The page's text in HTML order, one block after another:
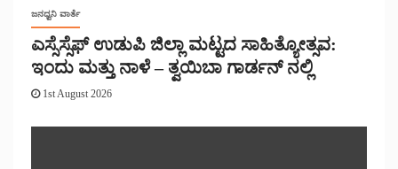
ಜನಧ್ವನಿ ವಾರ್ತೆ
ಎಸ್ಸೆಸ್ಸೆಫ್ ಉಡುಪಿ ಜಿಲ್ಲಾ ಮಟ್ಟದ ಸಾಹಿತ್ಯೋತ್ಸವ:
ಇಂದು ಮತ್ತು ನಾಳೆ – ತ್ವಯಿಬಾ ಗಾರ್ಡನ್ ನಲ್ಲಿ
1st August 2026